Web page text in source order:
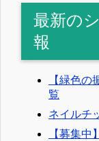
最新の
報
【緑色
覧
ネイルチ
【募集